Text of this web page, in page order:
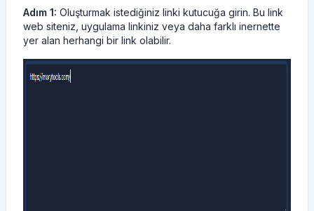
Adım 1: Oluşturmak istediğiniz linki kutucuğa girin. Bu link
web siteniz, uygulama linkiniz veya daha farklı inernette
yer alan herhangi bir link olabilir.